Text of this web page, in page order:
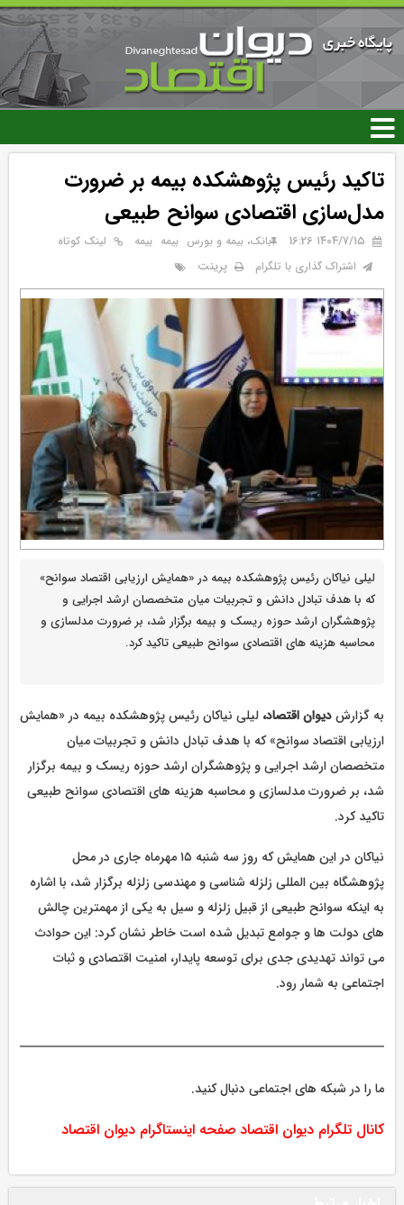
رفتن
محتوای
اصلی
تاکید رئیس پژوهشکده بیمه بر ضرورت
مدل‌سازی اقتصادی سوانح طبیعی
۱۴۰۴/۷/۱۵ 16:26 بانک، بیمه و بورس بيمه بیمه
لینک کوتاه
اشتراک گذاری با تلگرام
پرینت
لیلی نیاکان رئیس پژوهشکده بیمه در «همایش ارزیابی اقتصاد سوانح»
که با هدف تبادل دانش و تجربیات میان متخصصان ارشد اجرایی و
پژوهشگران ارشد حوزه ریسک و بیمه برگزار شد، بر ضرورت مدلسازی و
محاسبه هزینه های اقتصادی سوانح طبیعی تاکید کرد.
به گزارشدیوان اقتصاد، لیلی نیاکان رئیس پژوهشکده بیمه در «همایش
ارزیابی اقتصاد سوانح» که با هدف تبادل دانش و تجربیات میان
متخصصان ارشد اجرایی و پژوهشگران ارشد حوزه ریسک و بیمه برگزار
شد، بر ضرورت مدلسازی و محاسبه هزینه های اقتصادی سوانح طبیعی
تاکید کرد.
نیاکان در این همایش که روز سه شنبه ۱۵ مهرماه جاری در محل
پژوهشگاه بین المللی زلزله شناسی و مهندسی زلزله برگزار شد، با اشاره
به اینکه سوانح طبیعی از قبیل زلزله و سیل به یکی از مهمترین چالش
های دولت ها و جوامع تبدیل شده است خاطر نشان کرد: این حوادث
می تواند تهدیدی جدی برای توسعه پایدار، امنیت اقتصادی و ثبات
اجتماعی به شمار رود.
ما را در شبکه های اجتماعی دنبال کنید.
کانال تلگرام دیوان اقتصاد صفحه اینستاگرام دیوان اقتصاد